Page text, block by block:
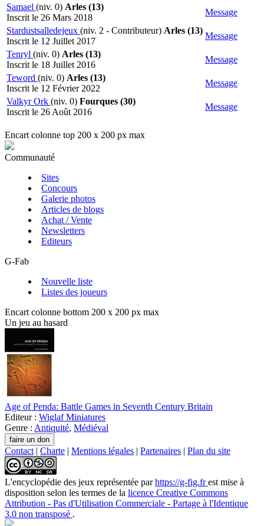
Samael (niv. 0) Arles (13)
Inscrit le 26 Mars 2018
Message
Stardustsalledejeux (niv. 2 - Contributeur) Arles (13)
Inscrit le 12 Juillet 2017
Message
Tenryl (niv. 0) Arles (13)
Inscrit le 18 Juillet 2016
Message
Teword (niv. 0) Arles (13)
Inscrit le 12 Février 2022
Message
Valkyr Ork (niv. 0) Fourques (30)
Inscrit le 26 Août 2016
Message
Encart colonne top 200 x 200 px max
Communauté
Sites
Concours
Galerie photos
Articles de blogs
Achat / Vente
Newsletters
Editeurs
G-Fab
Nouvelle liste
Listes des joueurs
Encart colonne bottom 200 x 200 px max
Un jeu au hasard
Age of Penda: Battle Games in Seventh Century Britain
Editeur : Wiglaf Miniatures
Genre : Antiquité, Médiéval
Contact | Charte | Mentions légales | Partenaires | Plan du site
L'encyclopédie des jeux représentée parhttps://g-fig.frest mise à
disposition selon les termes de la licence Creative Commons
Attribution - Pas d'Utilisation Commerciale - Partage à l'Identique
3.0 non transposé .